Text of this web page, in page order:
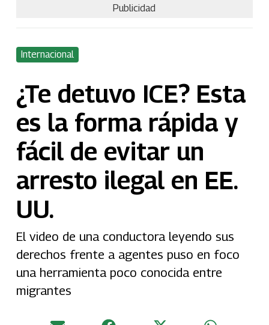
Publicidad
Internacional
¿Te detuvo ICE? Esta
es la forma rápida y
fácil de evitar un
arresto ilegal en EE.
UU.
El video de una conductora leyendo sus
derechos frente a agentes puso en foco
una herramienta poco conocida entre
migrantes